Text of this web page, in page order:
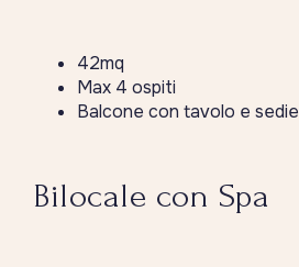
42mq
Max 4 ospiti
Balcone con tavolo e sedie
Bilocale con Spa